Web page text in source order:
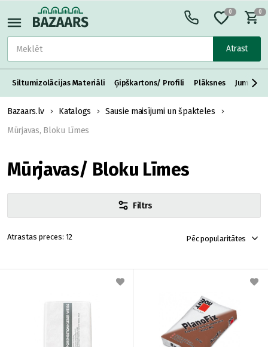
Atrast
0 0
Siltumizolācijas Materiāli Ģipškartons/ Profili Plāksnes Jumta
Bazaars.lv Katalogs
Sausie maisījumi un špakteles
Mūrjavas, Bloku Līmes
Mūrjavas/ Bloku Līmes
Filtrs
12 Pēc popularitātes